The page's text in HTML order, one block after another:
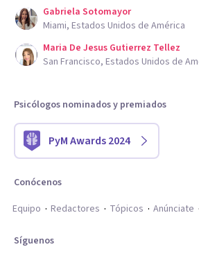
Gabriela Sotomayor
Miami, Estados Unidos de América
Maria De Jesus Gutierrez Tellez
San Francisco, Estados Unidos de
Psicólogos nominados y premiados
PyM Awards 2024
Conócenos
Equipo
Redactores Tópicos Anúnciate
Síguenos